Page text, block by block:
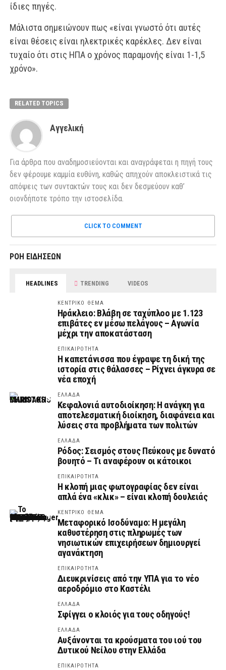
ίδιες πηγές.
Μάλιστα σημειώνουν πως «είναι γνωστό ότι αυτές
είναι θέσεις είναι ηλεκτρικές καρέκλες. Δεν είναι
τυχαίο ότι στις ΗΠΑ ο χρόνος παραμονής είναι 1-1,5
χρόνο».
RELATED TOPICS
Αγγελική
Για άρθρα που αναδημοσιεύονται και αναγράφεται η πηγή τους
δεν φέρουμε καμμία ευθύνη, καθώς απηχούν αποκλειστικά τις
απόψεις των συντακτών τους και δεν δεσμεύουν καθ’
οιονδήποτε τρόπο την ιστοσελίδα.
CLICK TO COMMENT
ΡΟΗ ΕΙΔΗΣΕΩΝ
HEADLINES TRENDING VIDEOS
ΚΕΝΤΡΙΚΟ ΘΕΜΑ
Ηράκλειο: Βλάβη σε ταχύπλοο με 1.123
επιβάτες εν μέσω πελάγους – Αγωνία
μέχρι την αποκατάσταση
ΕΠΙΚΑΙΡΟΤΗΤΑ
Η καπετάνισσα που έγραψε τη δική της
ιστορία στις θάλασσες – Ρίχνει άγκυρα σε
νέα εποχή
ΕΛΛΑΔΑ
Κεφαλονιά αυτοδιοίκηση: Η ανάγκη για
αποτελεσματική διοίκηση, διαφάνεια και
λύσεις στα προβλήματα των πολιτών
ΕΛΛΑΔΑ
Ρόδος: Σεισμός στους Πεύκους με δυνατό
βουητό – Τι αναφέρουν οι κάτοικοι
ΕΠΙΚΑΙΡΟΤΗΤΑ
Η κλοπή μιας φωτογραφίας δεν είναι
απλά ένα «κλικ» – είναι κλοπή δουλειάς
ΚΕΝΤΡΙΚΟ ΘΕΜΑ
Μεταφορικό Ισοδύναμο: Η μεγάλη
καθυστέρηση στις πληρωμές των
νησιωτικών επιχειρήσεων δημιουργεί
αγανάκτηση
ΕΠΙΚΑΙΡΟΤΗΤΑ
Διευκρινίσεις από την ΥΠΑ για το νέο
αεροδρόμιο στο Καστέλι
ΕΛΛΑΔΑ
Σφίγγει ο κλοιός για τους οδηγούς!
ΕΛΛΑΔΑ
Αυξάνονται τα κρούσματα του ιού του
Δυτικού Νείλου στην Ελλάδα
ΕΠΙΚΑΙΡΟΤΗΤΑ